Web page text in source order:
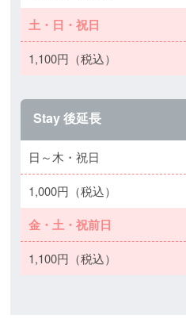
土・日・祝日
1,100円（税込）
Stay 後延長
日～木・祝日
1,000円（税込）
金・土・祝前日
1,100円（税込）